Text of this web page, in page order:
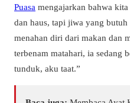
Puasa mengajarkan bahwa
dan haus, tapi jiwa yang
menahan diri dari makan dan
terbenam matahari, ia sedang
tunduk, aku taat.”